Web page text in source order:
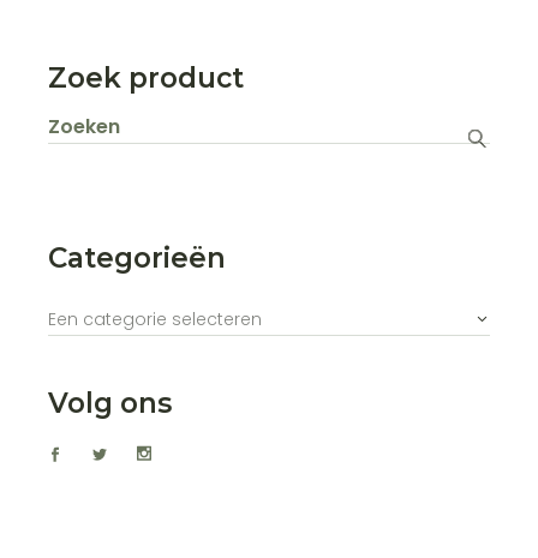
Zoek product
Zoeken
naar:
Categorieën
Een categorie selecteren
Volg ons